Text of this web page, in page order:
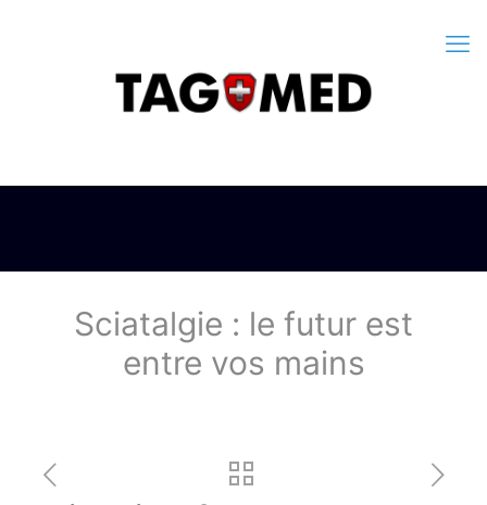
Sciatalgie : le futur est
entre vos mains